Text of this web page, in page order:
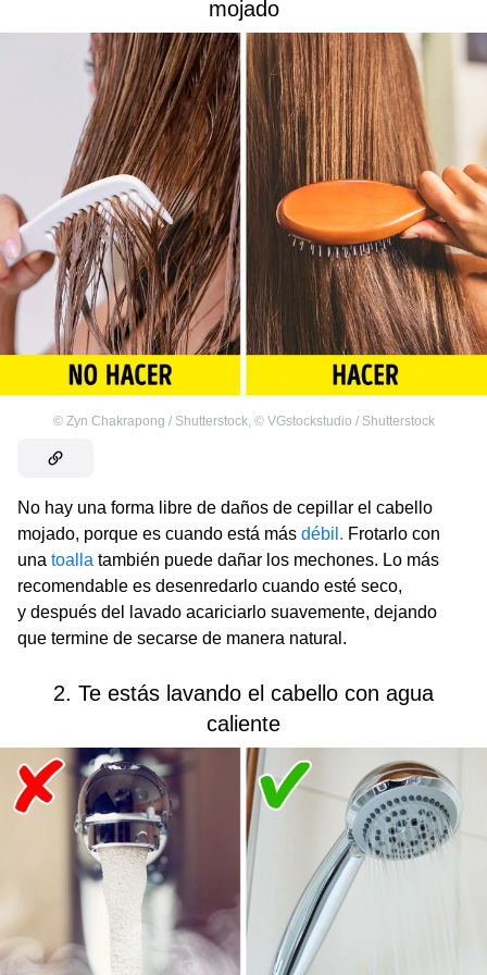
mojado
© Zyn Chakrapong / Shutterstock, © VGstockstudio / Shutterstock
No hay una forma libre de daños de cepillar el cabello
mojado, porque es cuando está más débil. Frotarlo con
una toalla también puede dañar los mechones. Lo más
recomendable es desenredarlo cuando esté seco,
y después del lavado acariciarlo suavemente, dejando
que termine de secarse de manera natural.
2. Te estás lavando el cabello con agua
caliente